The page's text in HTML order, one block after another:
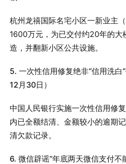
杭州龙禧国际名宅小区一新业主
1600万元，为已交付约20年的大
造，并翻新小区公共设施。
5. 一次性信用修复绝非“信用洗
12月30日）
中国人民银行实施一次性信用修
内已全额结清、金额较小的逾期
清欠款记录。
6. 微信辟谣“年底两天微信支付不